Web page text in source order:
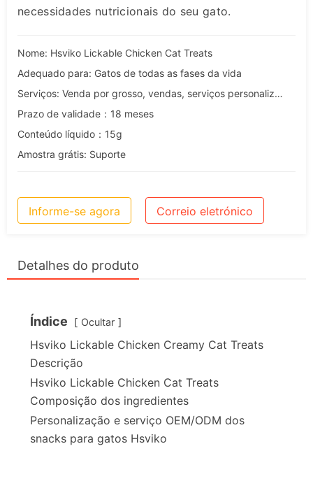
necessidades nutricionais do seu gato.
Nome: Hsviko Lickable Chicken Cat Treats
Adequado para: Gatos de todas as fases da vida
Serviços: Venda por grosso, vendas, serviços personalizados, OEM e ODM
Prazo de validade：18 meses
Conteúdo líquido：15g
Amostra grátis: Suporte
Informe-se agora Correio eletrónico
Detalhes do produto
Índice Ocultar
Hsviko Lickable Chicken Creamy Cat Treats
Descrição
Hsviko Lickable Chicken Cat Treats
Composição dos ingredientes
Personalização e serviço OEM/ODM dos
snacks para gatos Hsviko